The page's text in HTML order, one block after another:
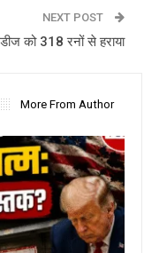
NEXT POST
को 318 रनों से हराया
More From Author